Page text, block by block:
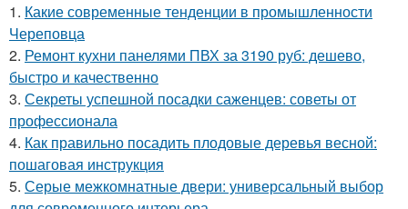
1. Какие современные тенденции в промышленности
Череповца
2. Ремонт кухни панелями ПВХ за 3190 руб: дешево,
быстро и качественно
3. Секреты успешной посадки саженцев: советы от
профессионала
4. Как правильно посадить плодовые деревья весной:
пошаговая инструкция
5. Серые межкомнатные двери: универсальный выбор